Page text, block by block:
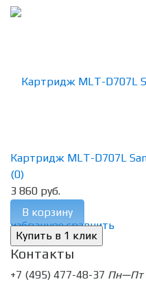
избранное сравнить
Картридж MLT-D707L
(0)
3 860 руб.
В корзину
Контакты
+7 (495) 477-48-37 Пн—Пт